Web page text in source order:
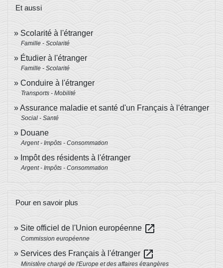
Et aussi
Scolarité à l'étranger
Famille - Scolarité
Étudier à l'étranger
Famille - Scolarité
Conduire à l'étranger
Transports - Mobilité
Assurance maladie et santé d'un Français à l'étranger
Social - Santé
Douane
Argent - Impôts - Consommation
Impôt des résidents à l'étranger
Argent - Impôts - Consommation
Pour en savoir plus
Site officiel de l'Union européenne open_in_new
Commission européenne
Services des Français à l'étranger open_in_new
Ministère chargé de l'Europe et des affaires étrangères